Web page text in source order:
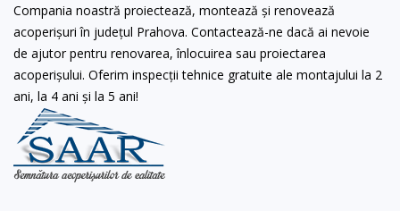
Compania noastră proiectează, montează și renovează
acoperișuri în județul Prahova. Contactează-ne dacă ai nevoie
de ajutor pentru renovarea, înlocuirea sau proiectarea
acoperișului. Oferim inspecții tehnice gratuite ale montajului la 2
ani, la 4 ani și la 5 ani!